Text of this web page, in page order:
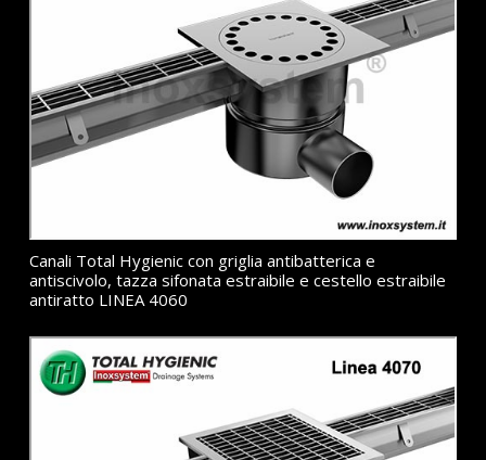
Canali Total Hygienic con griglia antibatterica e
antiscivolo, tazza sifonata estraibile e cestello estraibile
antiratto LINEA 4060